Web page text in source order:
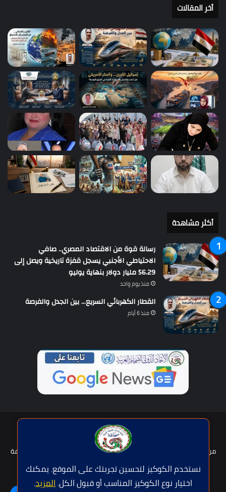
نستخدم الكوكيز لتحسين تجربتك على الموقع. يمكنك
اختيار نوع الكوكيز المناسب أو قبول الكل.المزيد.
أخر المقالات
أكثر مشاهدة
رسالة قوة من الاقتصاد المصري.. صافي
الاحتياطي الأجنبي يسجل قفزة تاريخية ويصل إلى
56.29 مليار دولار بنهاية يوليو
منذ يوم واحد
القطار الكهربائي السريع… بين الجدل والفرصة
منذ 6 أيام
حقوق النشر © | جميع الحقوق محفوظة للاتحاد الدولى للصحافة العربية
2026
من نحن؟
عضوية الإتحاد سياسة الخصوصية
شروط الخدمة
اتصل بنا
فيسبوكتويتر يوتيوبواتساب